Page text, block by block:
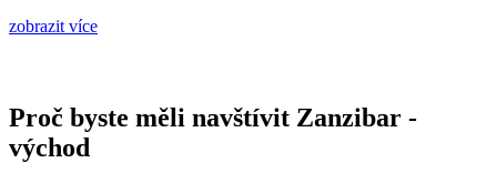
zobrazit více
Proč byste měli navštívit Zanzibar -
východ